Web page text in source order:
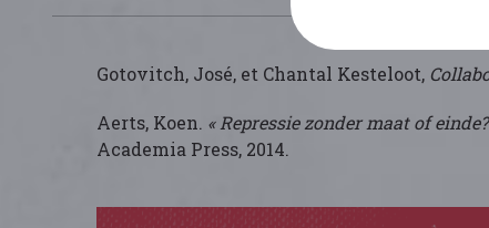
Gotovitch, José, et Chantal Kesteloot,
Aerts, Koen. « Repressie zonder maat of
Academia Press, 2014.